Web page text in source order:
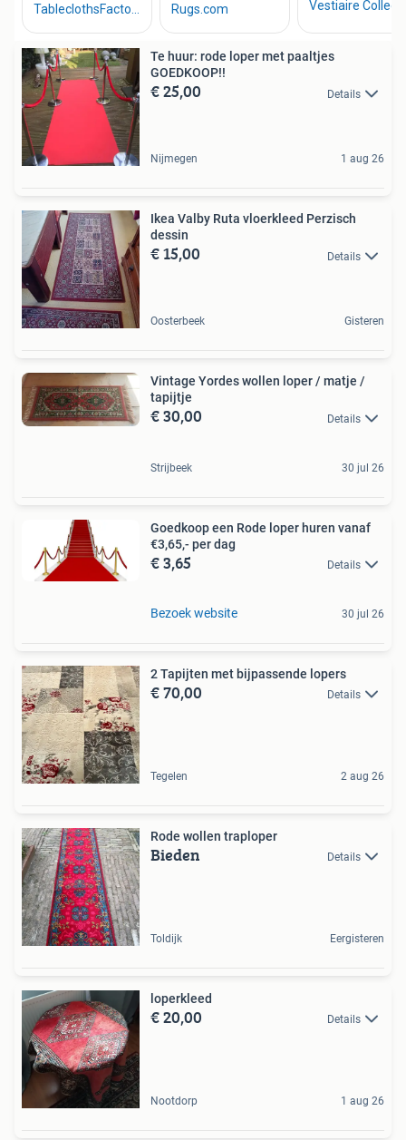
Te huur: rode loper met paaltjes
GOEDKOOP!!
€ 25,00 Details
Nijmegen 1 aug 26
Ikea Valby Ruta vloerkleed Perzisch
dessin
€ 15,00 Details
Oosterbeek Gisteren
Vintage Yordes wollen loper / matje /
tapijtje
€ 30,00 Details
Strijbeek 30 jul 26
Goedkoop een Rode loper huren vanaf
€3,65,- per dag
€ 3,65 Details
Bezoek website 30 jul 26
2 Tapijten met bijpassende lopers
€ 70,00 Details
Tegelen 2 aug 26
Rode wollen traploper
Bieden Details
Toldijk Eergisteren
loperkleed
€ 20,00 Details
Nootdorp 1 aug 26